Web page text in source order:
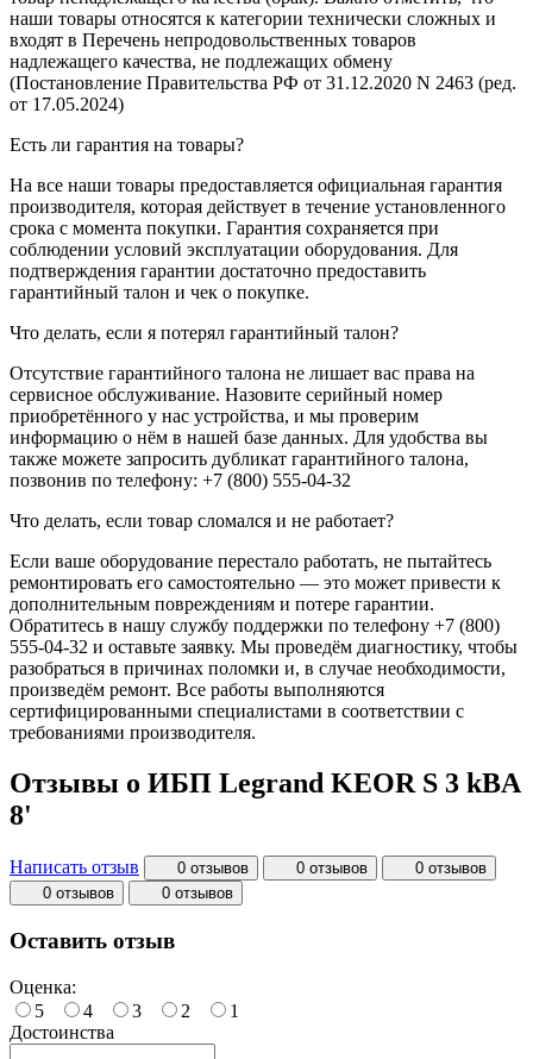
наши товары относятся к категории технически сложных и
входят в Перечень непродовольственных товаров
надлежащего качества, не подлежащих обмену
(Постановление Правительства РФ от 31.12.2020 N 2463 (ред.
от 17.05.2024)
Есть ли гарантия на товары?
На все наши товары предоставляется официальная гарантия
производителя, которая действует в течение установленного
срока с момента покупки. Гарантия сохраняется при
соблюдении условий эксплуатации оборудования. Для
подтверждения гарантии достаточно предоставить
гарантийный талон и чек о покупке.
Что делать, если я потерял гарантийный талон?
Отсутствие гарантийного талона не лишает вас права на
сервисное обслуживание. Назовите серийный номер
приобретённого у нас устройства, и мы проверим
информацию о нём в нашей базе данных. Для удобства вы
также можете запросить дубликат гарантийного талона,
позвонив по телефону: +7 (800) 555-04-32
Что делать, если товар сломался и не работает?
Если ваше оборудование перестало работать, не пытайтесь
ремонтировать его самостоятельно — это может привести к
дополнительным повреждениям и потере гарантии.
Обратитесь в нашу службу поддержки по телефону +7 (800)
555-04-32 и оставьте заявку. Мы проведём диагностику, чтобы
разобраться в причинах поломки и, в случае необходимости,
произведём ремонт. Все работы выполняются
сертифицированными специалистами в соответствии с
требованиями производителя.
Отзывы о ИБП Legrand KEOR S 3 kВA
8'
Написать отзыв 0 отзывов 0 отзывов
0 отзывов
0 отзывов
0 отзывов
Оставить отзыв
Оценка:
5
4 3 2
1
Достоинства